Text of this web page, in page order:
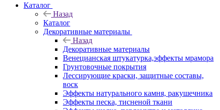
Каталог
Назад
Каталог
Декоративные материалы
Назад
Декоративные материалы
Венецианская штукатурка,эффекты мрамора
Грунтовочные покрытия
Лессирующие краски, защитные составы,
воск
Эффекты натурального камня, ракушечника
Эффекты песка, тисненой ткани